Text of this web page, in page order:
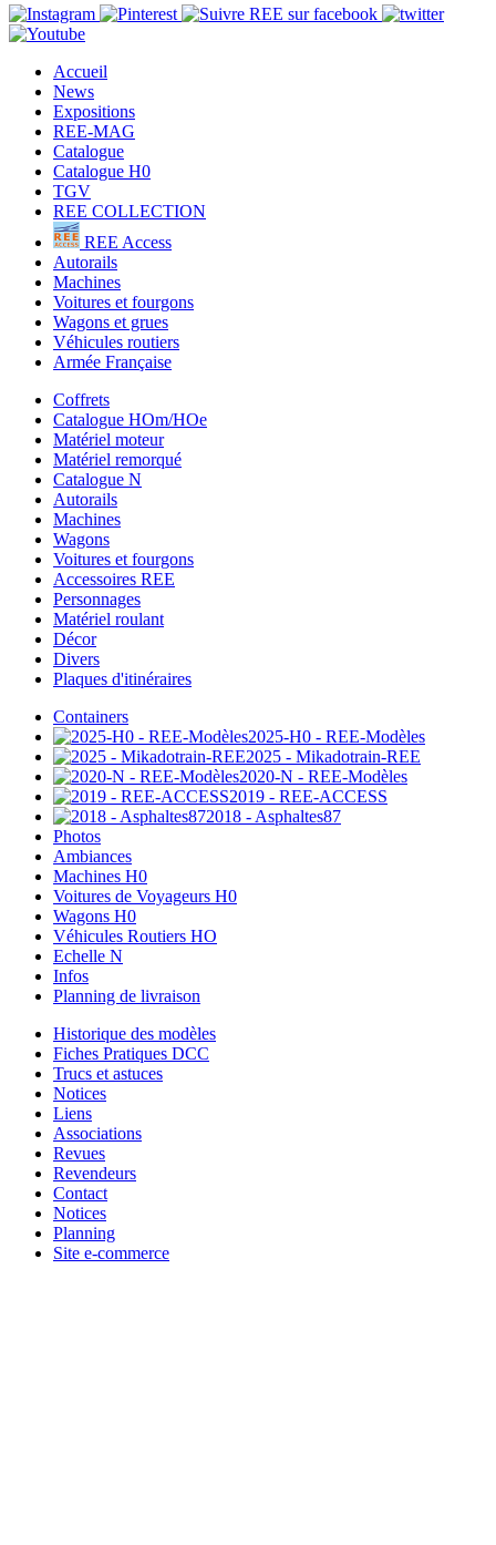
Accueil
News
Expositions
REE-MAG
Catalogue
Catalogue H0
TGV
REE COLLECTION
REE Access
Autorails
Machines
Voitures et fourgons
Wagons et grues
Véhicules routiers
Armée Française
Coffrets
Catalogue HOm/HOe
Matériel moteur
Matériel remorqué
Catalogue N
Autorails
Machines
Wagons
Voitures et fourgons
Accessoires REE
Personnages
Matériel roulant
Décor
Divers
Plaques d'itinéraires
Containers
2025-H0 - REE-Modèles
2025 - Mikadotrain-REE
2020-N - REE-Modèles
2019 - REE-ACCESS
2018 - Asphaltes87
Photos
Ambiances
Machines H0
Voitures de Voyageurs H0
Wagons H0
Véhicules Routiers HO
Echelle N
Infos
Planning de livraison
Historique des modèles
Fiches Pratiques DCC
Trucs et astuces
Notices
Liens
Associations
Revues
Revendeurs
Contact
Notices
Planning
Site e-commerce